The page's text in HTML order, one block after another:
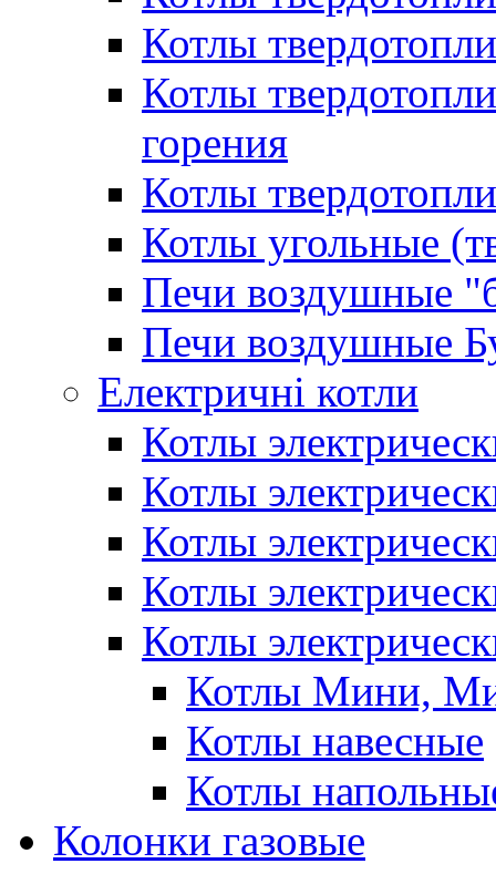
Котлы
Котлы
горения
Котлы
Котлы угольные
Печи воздушные
Печи воздушные
Електричні котли
Котлы
Котлы
Котлы
Котлы
Котлы
Котлы Мини,
Котлы навесные
Котлы
Колонки газовые